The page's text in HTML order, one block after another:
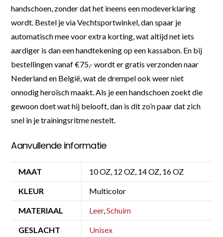
handschoen, zonder dat het ineens een modeverklaring
wordt. Bestel je via Vechtsportwinkel, dan spaar je
automatisch mee voor extra korting, wat altijd net iets
aardiger is dan een handtekening op een kassabon. En bij
bestellingen vanaf €75,- wordt er gratis verzonden naar
Nederland en België, wat de drempel ook weer niet
onnodig heroïsch maakt. Als je een handschoen zoekt die
gewoon doet wat hij belooft, dan is dit zo’n paar dat zich
snel in je trainingsritme nestelt.
Aanvullende informatie
MAAT 10 OZ, 12 OZ, 14 OZ, 16 OZ
KLEUR Multicolor
MATERIAAL Leer,Schuim
GESLACHT Unisex